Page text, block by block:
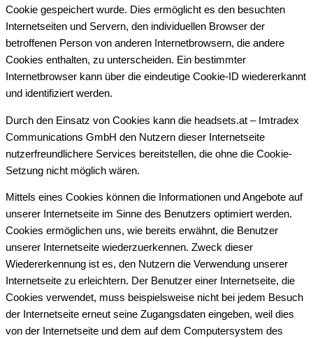
Cookie gespeichert wurde. Dies ermöglicht es den besuchten
Internetseiten und Servern, den individuellen Browser der
betroffenen Person von anderen Internetbrowsern, die andere
Cookies enthalten, zu unterscheiden. Ein bestimmter
Internetbrowser kann über die eindeutige Cookie-ID wiedererkannt
und identifiziert werden.
Durch den Einsatz von Cookies kann die headsets.at – Imtradex
Communications GmbH den Nutzern dieser Internetseite
nutzerfreundlichere Services bereitstellen, die ohne die Cookie-
Setzung nicht möglich wären.
Mittels eines Cookies können die Informationen und Angebote auf
unserer Internetseite im Sinne des Benutzers optimiert werden.
Cookies ermöglichen uns, wie bereits erwähnt, die Benutzer
unserer Internetseite wiederzuerkennen. Zweck dieser
Wiedererkennung ist es, den Nutzern die Verwendung unserer
Internetseite zu erleichtern. Der Benutzer einer Internetseite, die
Cookies verwendet, muss beispielsweise nicht bei jedem Besuch
der Internetseite erneut seine Zugangsdaten eingeben, weil dies
von der Internetseite und dem auf dem Computersystem des